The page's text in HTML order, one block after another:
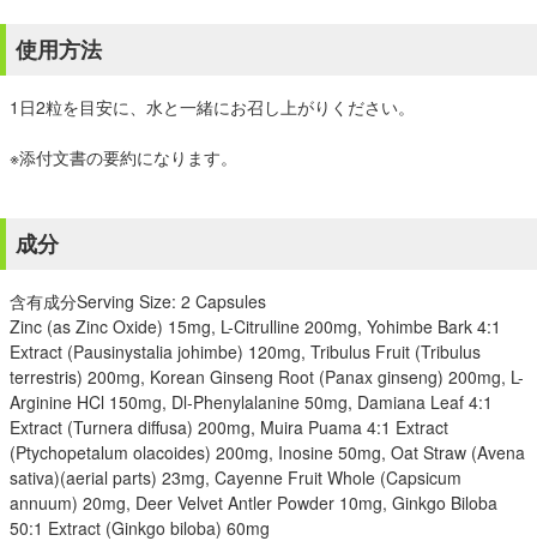
使用方法
1日2粒を目安に、水と一緒にお召し上がりください。
※添付文書の要約になります。
成分
含有成分Serving Size: 2 Capsules
Zinc (as Zinc Oxide) 15mg, L-Citrulline 200mg, Yohimbe Bark 4:1
Extract (Pausinystalia johimbe) 120mg, Tribulus Fruit (Tribulus
terrestris) 200mg, Korean Ginseng Root (Panax ginseng) 200mg, L-
Arginine HCl 150mg, Dl-Phenylalanine 50mg, Damiana Leaf 4:1
Extract (Turnera diffusa) 200mg, Muira Puama 4:1 Extract
(Ptychopetalum olacoides) 200mg, Inosine 50mg, Oat Straw (Avena
sativa)(aerial parts) 23mg, Cayenne Fruit Whole (Capsicum
annuum) 20mg, Deer Velvet Antler Powder 10mg, Ginkgo Biloba
50:1 Extract (Ginkgo biloba) 60mg